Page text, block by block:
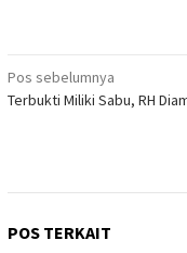
Navigasi
pos
Pos sebelumnya
Terbukti Miliki Sabu, RH
POS TERKAIT